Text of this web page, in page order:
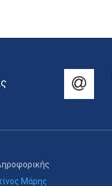
Μάρης